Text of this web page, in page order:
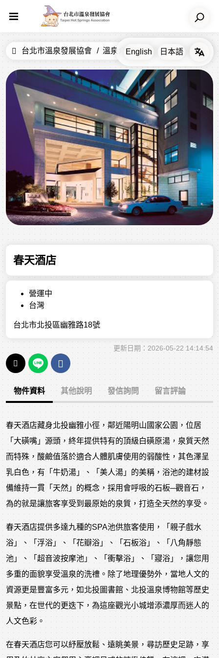
台北市溫泉發展協會 溫泉介紹 飯店 春天酒店
春天酒店
營運中
台灣
台北市北投區幽雅路18號
更新日期：2026-05-22 14:14:54
物件資料 其他說明 發信詢問 留言評論
春天酒店藏身北投幽雅小徑，鄰近陽明山國家公園，位居
「大磺嘴」源頭，終年提供特有的頂級白磺原湯，泉質天然
而特殊，酸鹼值落於適合人體肌膚使用的弱酸性，其色澤呈
乳白色，有「牛奶湯」、「美人湯」的美稱，浴池的建材設
備維持一貫「天然」的概念，採用會呼吸的石板─觀音石，
為的就是讓旅客享受到最原始的泉質，打造全天然的享受。
春天酒店提供多達九種的SPA池供旅客使用，「親子戲水
浴」、「浮浴」、「花瓣浴」、「石板浴」、「八角靜態
池」、「超音波按摩池」、「衝擊浴」、「寢浴」，讓您用
多重的面貌享受溫泉的洗禮。除了地理優勢外，當地人文的
資源更是豐富多元，如北投圖書館、北投溫泉博物館等歷史
景點，在世代的更迭下，為這座觀光小城增添濃厚而迷人的
人文色彩。
在春天酒店您可以紓壓放鬆、遠眺美景，尋訪歷史足跡，享